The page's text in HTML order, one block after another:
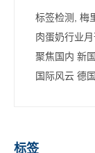
标签检测, 梅
肉蛋奶行业
聚焦国内 新
国际风云 德国
标签